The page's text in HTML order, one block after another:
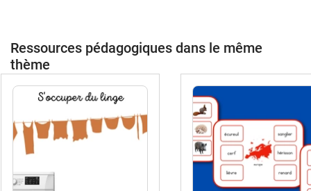
Ressources pédagogiques dans le même
thème